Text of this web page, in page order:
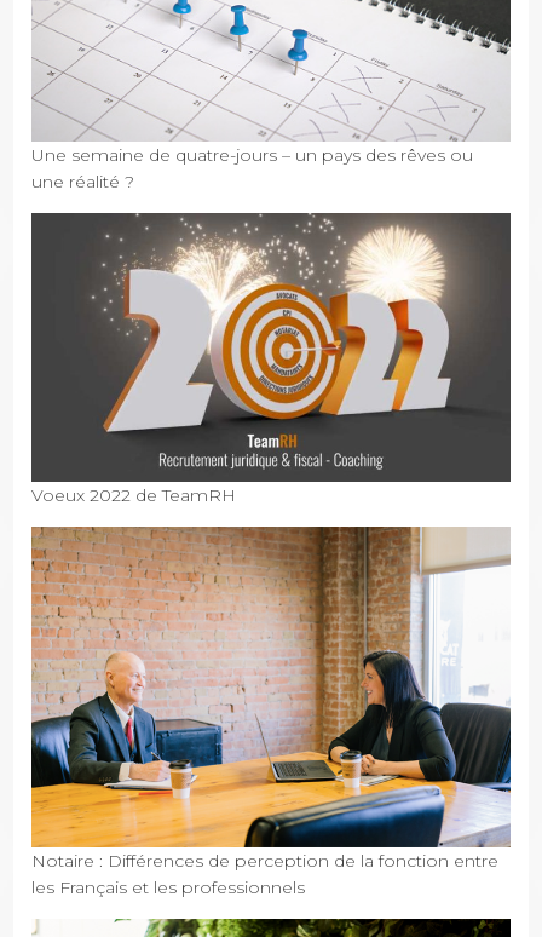
Une semaine de quatre-jours – un pays des rêves ou
une réalité ?
Voeux 2022 de TeamRH
Notaire : Différences de perception de la fonction entre
les Français et les professionnels